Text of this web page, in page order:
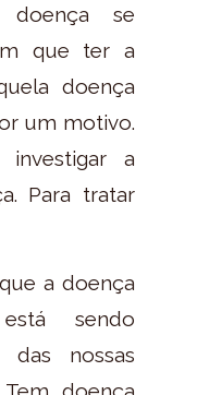
se
que ter a
doença
um motivo.
a
Para tratar
a doença
sendo
das nossas
doença